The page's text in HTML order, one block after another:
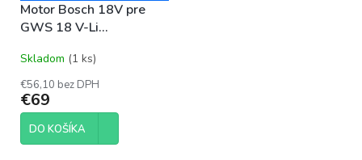
Motor Bosch 18V pre
GWS 18 V-Li
Skladom (1 ks)
€56,10 bez DPH
€69
DO KOŠÍKA